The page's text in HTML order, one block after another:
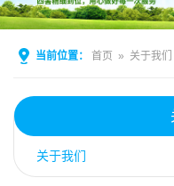
当前位置： 首页 » 关于我们
关于我们